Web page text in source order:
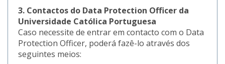
3. Contactos do Data Protection Officer da
Universidade Católica Portuguesa
Caso necessite de entrar em contacto com o Data
Protection Officer, poderá fazê-lo através dos
seguintes meios: